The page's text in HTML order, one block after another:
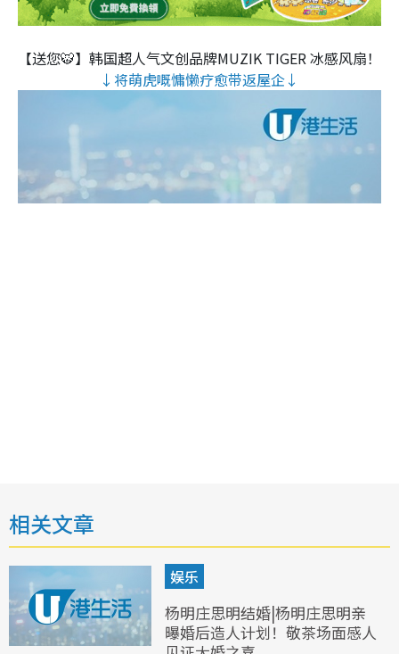
【送您🐯】韩国超人气文创品牌MUZIK TIGER 冰感风扇！
↓将萌虎嘅慵懒疗愈带返屋企↓
相关文章
娱乐
杨明庄思明结婚|杨明庄思明亲
曝婚后造人计划！敬茶场面感人